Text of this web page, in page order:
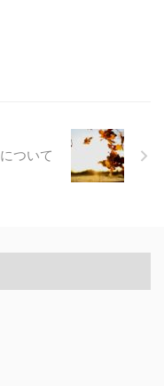
ついて